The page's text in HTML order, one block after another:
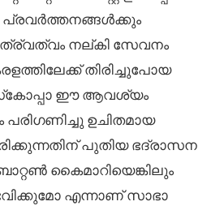
പ്രവർത്തനങ്ങൾക്കും
നല്കി സേവനം
തിരിച്ചുപോയ
ഈ ആവശ്യം
ഉചിതമായ
പുതിയ ഭദ്രാസന
കൈമാറിയെങ്കിലും
എന്നാണ് സാഭാ